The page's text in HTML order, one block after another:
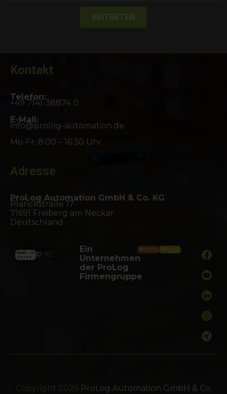
BEITRETEN
Kontakt
Telefon:
+49 7141 38874 0
E-Mail:
info@prolog-automation.de
Mo-Fr: 8:00 – 16:30 Uhr
Adresse
ProLog Automation GmbH & Co. KG
Planckstraße 17
71691 Freiberg am Neckar
Deutschland
Ein
Unternehmen
der ProLog
Firmengruppe
Copyright 2026 ProLog Automation GmbH & Co.